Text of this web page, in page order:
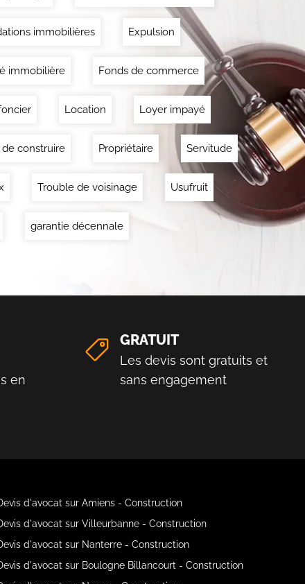
immobilières Expulsion
immobilière Fonds de commerce
Location Loyer impayé
de construire Propriétaire Servitude
Trouble de voisinage Usufruit
garantie décennale
en
GRATUIT
Les devis sont gratuits et
sans engagement
d'avocat sur Amiens - Construction
d'avocat sur Villeurbanne - Construction
d'avocat sur Nanterre - Construction
d'avocat sur Boulogne Billancourt - Construction